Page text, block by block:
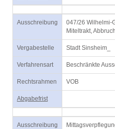
Ausschreibung
047/26 Wilhelmi-
Miteltrakt,
Vergabestelle Stadt Sinsheim_
Verfahrensart Beschränkte
Rechtsrahmen VOB
Abgabefrist
Ausschreibung